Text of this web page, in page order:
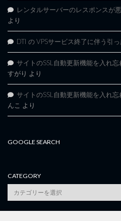
レンタルサーバーのレスポンスが
より
DTI の VPSサービス終了に伴う引
サイトのSSL自動更新機能を入れ
すがり より
サイトのSSL自動更新機能を入れ
んこ より
GOOGLE SEARCH
CATEGORY
category